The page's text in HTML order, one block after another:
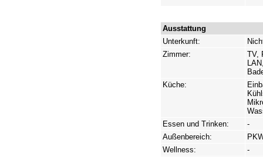
Ausstattung
Unterkunft:
Zimmer:
TV,
Küche:
Essen und Trinken:
-
Außenbereich:
Wellness:
-